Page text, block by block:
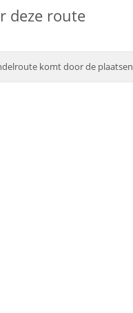
deze route
komt door de plaatsen